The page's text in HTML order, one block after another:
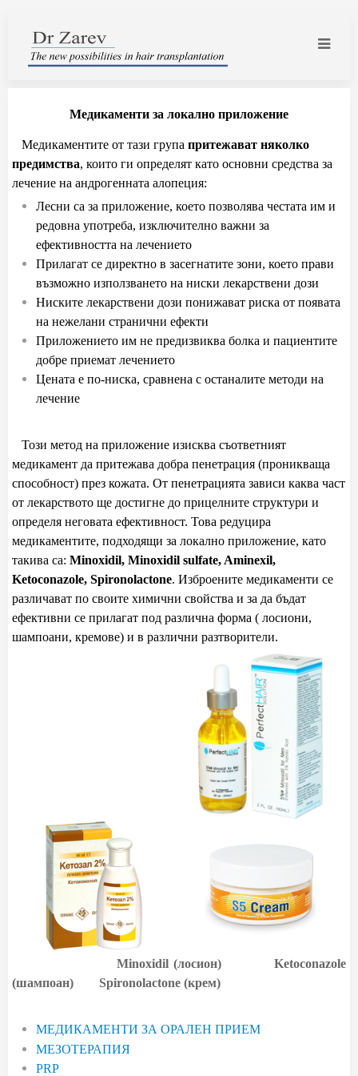
Медикаменти за локално приложение
Медикаментите от тази група притежават няколко
предимства, които ги определят като основни средства за
лечение на андрогенната алопеция:
Лесни са за приложение, което позволява честата им и
редовна употреба, изключително важни за
ефективността на лечението
Прилагат се директно в засегнатите зони, което прави
възможно използването на ниски лекарствени дози
Ниските лекарствени дози понижават риска от появата
на нежелани странични ефекти
Приложението им не предизвиква болка и пациентите
добре приемат лечението
Цената е по-ниска, сравнена с останалите методи на
лечение
Този метод на приложение изисква съответният
медикамент да притежава добра пенетрация (проникваща
способност) през кожата. От пенетрацията зависи каква част
от лекарството ще достигне до прицелните структури и
определя неговата ефективност. Това редуцира
медикаментите, подходящи за локално приложение, като
такива са: Minoxidil, Minoxidil sulfate, Aminexil,
Ketoconazole, Spironolactone. Изброените медикаменти се
различават по своите химични свойства и за да бъдат
ефективни се прилагат под различна форма ( лосиони,
шампоани, кремове) и в различни разтворители.
Minoxidil (лосион)
Ketoconazole
(шампоан)
Spironolactone (крем)
МЕДИКАМЕНТИ ЗА ОРАЛЕН ПРИЕМ
МЕЗОТЕРАПИЯ
PRP